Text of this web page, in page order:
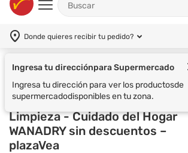
Donde quieres recibir tu pedido?
Ingresa tu direcciónpara Supermercado
Ingresa tu dirección para ver los productosde
supermercadodisponibles en tu zona.
Supermercado Limpieza
Limpieza - Cuidado del Hogar
WANADRY sin descuentos –
plazaVea